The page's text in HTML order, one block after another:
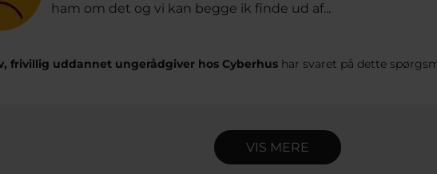
ham om det og vi kan begge ik finde ud af...
frivillig uddannet ungerådgiver hos Cyberhus har svaret på dette
VIS MERE